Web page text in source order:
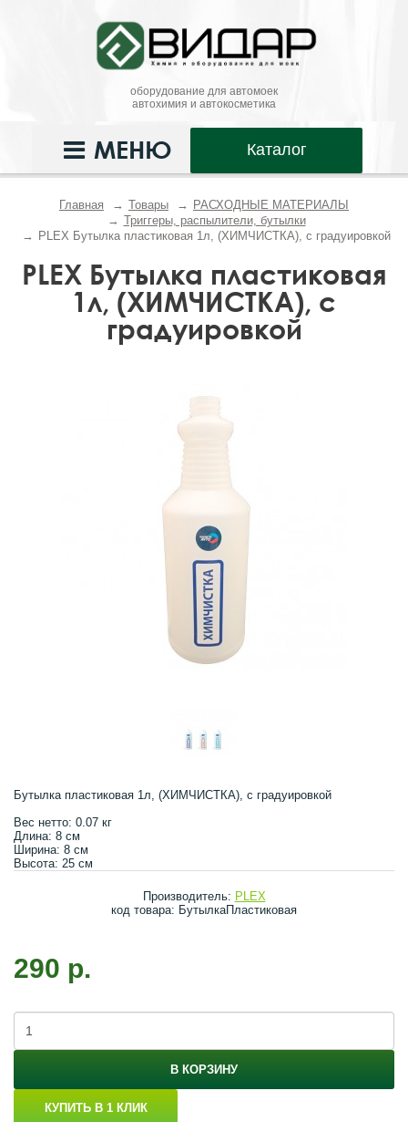
оборудование для автомоек
автохимия и автокосметика
Каталог
МЕНЮ
Главная Товары
РАСХОДНЫЕ МАТЕРИАЛЫ
Триггеры, распылители, бутылки
PLEX Бутылка пластиковая 1л, (ХИМЧИСТКА), с градуировкой
PLEX Бутылка пластиковая
1л, (ХИМЧИСТКА), с
градуировкой
Бутылка пластиковая 1л, (ХИМЧИСТКА), с градуировкой
Вес нетто: 0.07 кг
Длина: 8 см
Ширина: 8 см
Высота: 25 см
Производитель: PLEX
код товара: БутылкаПластиковая
290 р.
В КОРЗИНУ
КУПИТЬ В 1 КЛИК